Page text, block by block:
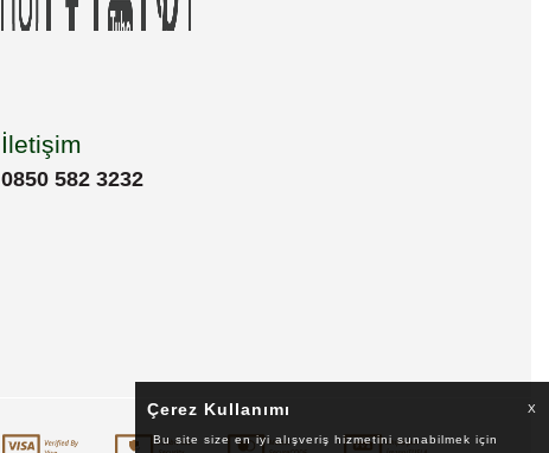
İletişim
0850 582 3232
Çerez Kullanımı X
Bu site size en iyi alışveriş hizmetini sunabilmek için